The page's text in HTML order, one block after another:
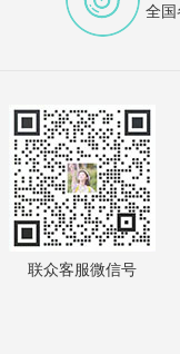
全
联众客服微信号